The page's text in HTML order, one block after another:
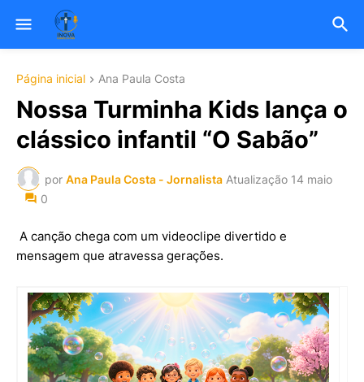
Página inicial Ana Paula Costa
Nossa Turminha Kids lança o
clássico infantil “O Sabão”
por Ana Paula Costa - Jornalista Atualização 14 maio
0
A canção chega com um videoclipe divertido e
mensagem que atravessa gerações.